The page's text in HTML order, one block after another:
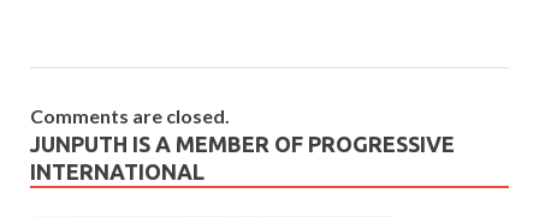
Comments are closed.
JUNPUTH IS A MEMBER OF PROGRESSIVE
INTERNATIONAL